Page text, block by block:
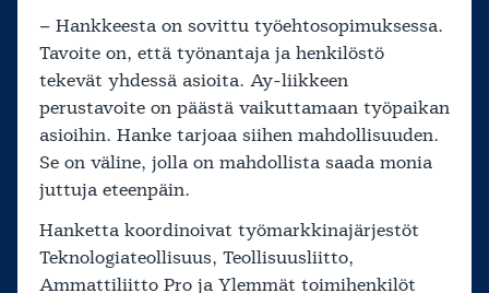
– Hankkeesta on sovittu työehtosopimuksessa.
Tavoite on, että työnantaja ja henkilöstö
tekevät yhdessä asioita. Ay-liikkeen
perustavoite on päästä vaikuttamaan työpaikan
asioihin. Hanke tarjoaa siihen mahdollisuuden.
Se on väline, jolla on mahdollista saada monia
juttuja eteenpäin.
Hanketta koordinoivat työmarkkinajärjestöt
Teknologiateollisuus, Teollisuusliitto,
Ammattiliitto Pro ja Ylemmät toimihenkilöt